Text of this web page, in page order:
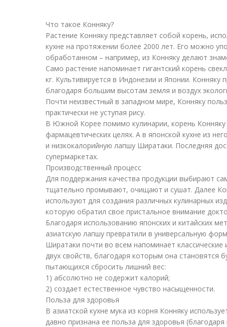
Что такое Конняку?
Растение Конняку представляет собой корень,
кухне на протяжении более 2000 лет. Его можно
обработанном – например, из Конняку делают
Само растение напоминает гигантский корень
кг. Культивируется в Индонезии и Японии. Конняку
благодаря большим высотам земля и воздух
Почти неизвестный в западном мире, Конняку
практически не уступая рису.
В Южной Корее помимо кулинарии, корень
фармацевтических целях. А в японской кухне из
и низкокалорийную лапшу Ширатаки. Последняя
супермаркетах.
Производственный процесс
Для поддержания качества продукции выбирают
тщательно промывают, очищают и сушат. Далее
используют для создания различных кулинарных
которую обратил свое пристальное внимание
Благодаря использованию японских и китайских
азиатскую лапшу превратили в универсальную
Ширатаки почти во всем напоминает классические
двух свойств, благодаря которым она становятся
пытающихся сбросить лишний вес:
1) абсолютно не содержит калорий;
2) создает естественное чувство насыщенности.
Польза для здоровья
В азиатской кухне мука из корня Конняку
давно признана ее польза для здоровья